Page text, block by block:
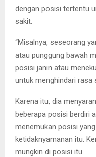
dengan posisi tertentu
sakit.
“Misalnya, seseorang
atau punggung bawah
posisi janin atau
untuk menghindari rasa
Karena itu, dia
beberapa posisi berdiri
menemukan posisi
ketidaknyamanan itu.
mungkin di posisi itu.